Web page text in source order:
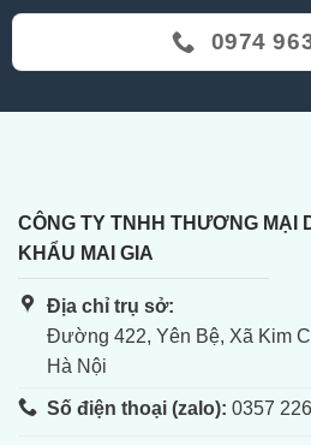
0974
CÔNG TY TNHH THƯƠNG MẠI
KHẨU MAI GIA
Địa chỉ trụ sở:
Đường 422, Yên Bệ, Xã Kim
Hà Nội
Số điện thoại (zalo): 0357